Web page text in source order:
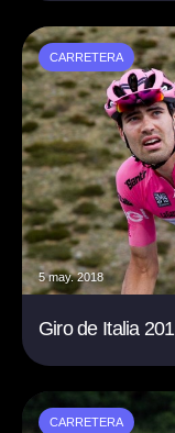
CARRETERA
5 may. 2018
Giro de Italia
CARRETERA